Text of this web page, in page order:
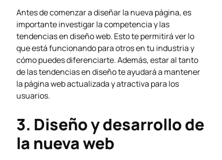
Antes de comenzar a diseñar la nueva página, es
importante investigar la competencia y las
tendencias en diseño web. Esto te permitirá ver lo
que está funcionando para otros en tu industria y
cómo puedes diferenciarte. Además, estar al tanto
de las tendencias en diseño te ayudará a mantener
la página web actualizada y atractiva para los
usuarios.
3. Diseño y desarrollo de
la nueva web